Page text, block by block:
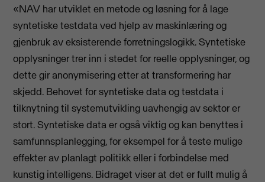
«NAV har utviklet en metode og løsning for å lage
syntetiske testdata ved hjelp av maskinlæring og
gjenbruk av eksisterende forretningslogikk. Syntetiske
opplysninger trer inn i stedet for reelle opplysninger, og
dette gir anonymisering etter at transformering har
skjedd. Behovet for syntetiske data og testdata i
tilknytning til systemutvikling uavhengig av sektor er
stort. Syntetiske data er også viktig og kan benyttes i
samfunnsplanlegging, for eksempel for å teste mulige
effekter av planlagt politikk eller i forbindelse med
kunstig intelligens. Bidraget viser at det er fullt mulig å